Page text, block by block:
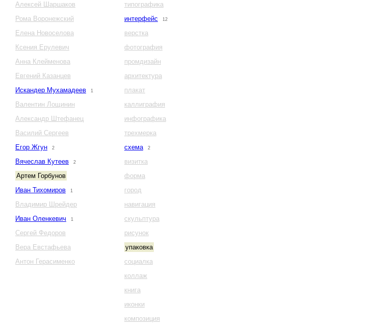
Алексей Шаршаков
Рома Воронежский
Елена Новоселова
Ксения Ерулевич
Анна Клейменова
Евгений Казанцев
Искандер Мухамадеев
1
Валентин Лощинин
Александр Штефанец
Василий Сергеев
Егор Жгун
2
Вячеслав Кутеев 2
Артем Горбунов
Иван Тихомиров
1
Владимир Шрейдер
Иван Оленкевич
1
Сергей Федоров
Вера Евстафьева
Антон Герасименко
типографика
интерфейс
12
верстка
фотография
промдизайн
архитектура
плакат
каллиграфия
инфографика
трехмерка
схема
2
визитка
форма
город
навигация
скульптура
рисунок
упаковка
социалка
коллаж
книга
иконки
композиция